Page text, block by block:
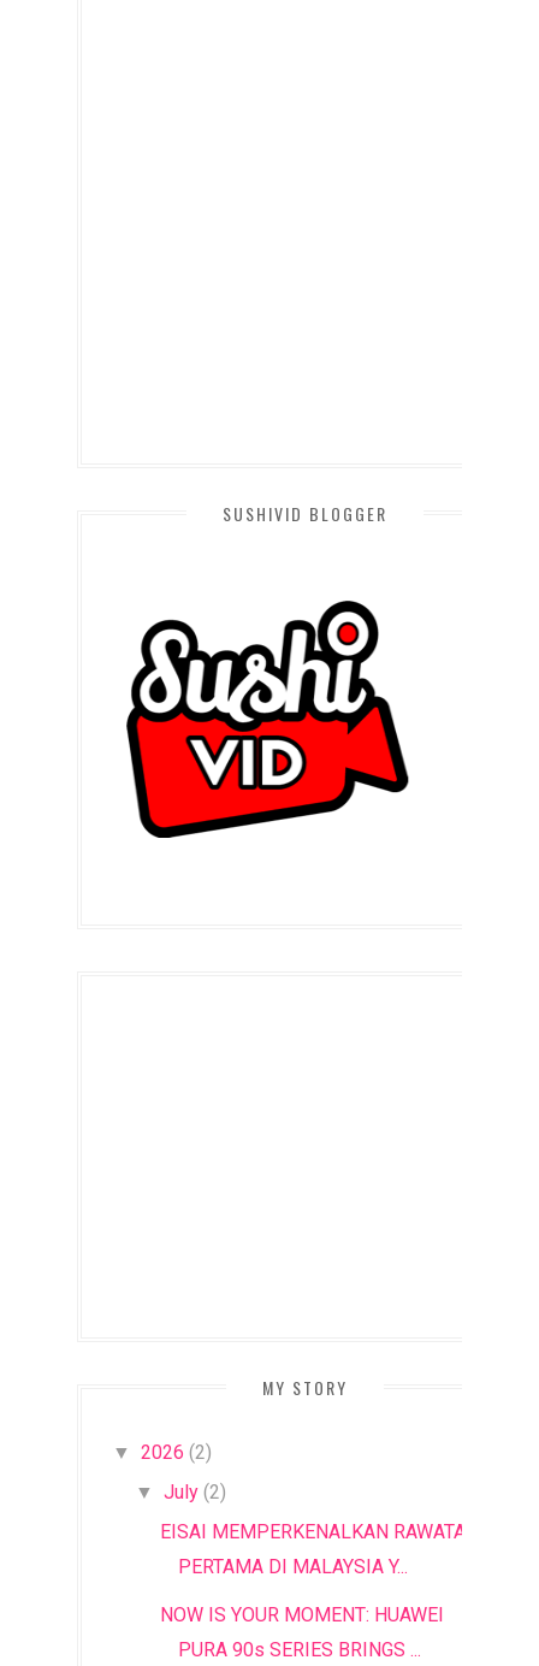
SUSHIVID BLOGGER
MY STORY
▼ 2026 (2)
▼ July (2)
EISAI MEMPERKENALKAN RAWATAN
PERTAMA DI MALAYSIA Y...
NOW IS YOUR MOMENT: HUAWEI
PURA 90s SERIES BRINGS ...